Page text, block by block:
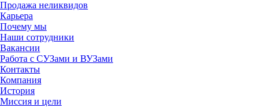
Продажа неликвидов
Карьера
Почему мы
Наши сотрудники
Вакансии
Работа с СУЗами и ВУЗами
Контакты
Компания
История
Миссия и цели